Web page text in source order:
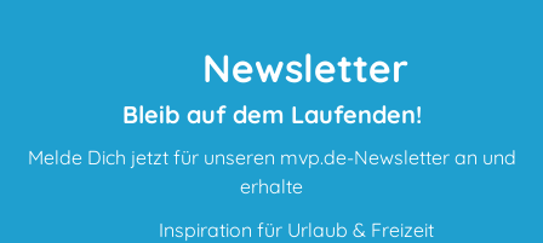
Newsletter
Bleib auf dem Laufenden!
Melde Dich jetzt für unseren mvp.de-Newsletter an und
erhalte
Inspiration für Urlaub & Freizeit